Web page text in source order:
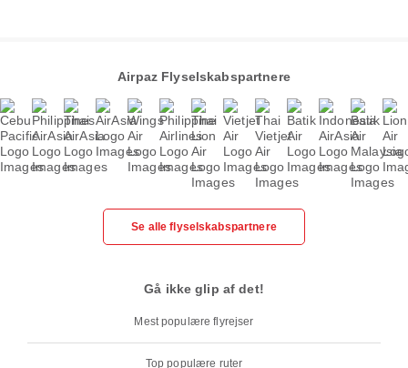
Airpaz Flyselskabspartnere
Se alle flyselskabspartnere
Gå ikke glip af det!
Mest populære flyrejser
Top populære ruter